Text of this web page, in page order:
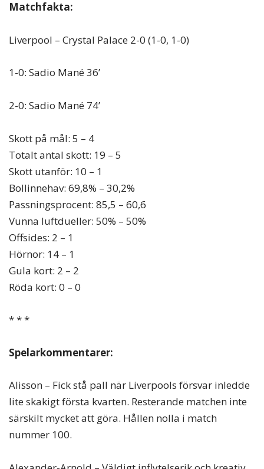
Matchfakta:
Liverpool – Crystal Palace 2-0 (1-0, 1-0)
1-0: Sadio Mané 36’
2-0: Sadio Mané 74’
Skott på mål: 5 – 4
Totalt antal skott: 19 – 5
Skott utanför: 10 – 1
Bollinnehav: 69,8% – 30,2%
Passningsprocent: 85,5 – 60,6
Vunna luftdueller: 50% – 50%
Offsides: 2 – 1
Hörnor: 14 – 1
Gula kort: 2 – 2
Röda kort: 0 – 0
* * *
Spelarkommentarer:
Alisson – Fick stå pall när Liverpools försvar inledde
lite skakigt första kvarten. Resterande matchen inte
särskilt mycket att göra. Hållen nolla i match
nummer 100.